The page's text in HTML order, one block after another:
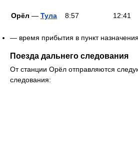
Орёл — Тула 8:57 12:41
— время прибытия в пункт назначения.
Поезда дальнего следования
От станции Орёл отправляются
следования: